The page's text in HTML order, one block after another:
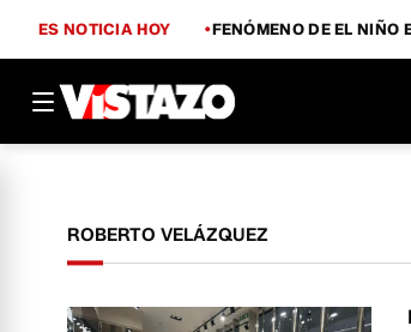
ES NOTICIA HOY FENÓMENO DE EL NIÑO
ROBERTO VELÁZQUEZ